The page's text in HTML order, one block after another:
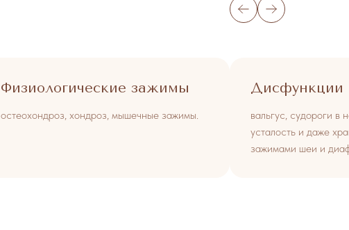
Физиологические зажимы
остеохондроз, хондроз, мышечные зажимы.
Дисфункции
вальгус, судороги в
усталость и даже
зажимами шеи и